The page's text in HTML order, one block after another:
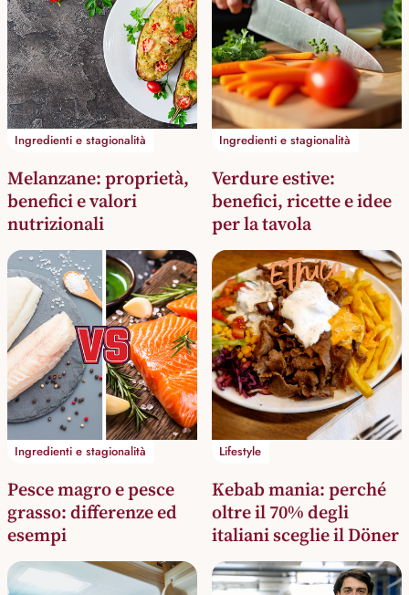
Ingredienti e stagionalità
Melanzane: proprietà,
benefici e valori
nutrizionali
Ingredienti e stagionalità
Verdure estive:
benefici, ricette e idee
per la tavola
Ingredienti e stagionalità
Pesce magro e pesce
grasso: differenze ed
esempi
Etnico
Lifestyle
Kebab mania: perché
oltre il 70% degli
italiani sceglie il Döner